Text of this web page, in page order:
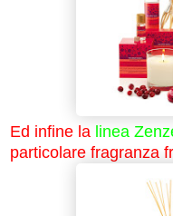
Ed infine la linea
particolare fragranza